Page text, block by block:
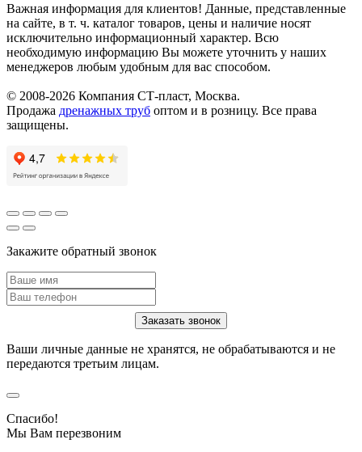
Важная информация для клиентов! Данные, представленные
на сайте, в т. ч. каталог товаров, цены и наличие носят
исключительно информационный характер. Всю
необходимую информацию Вы можете уточнить у наших
менеджеров любым удобным для вас способом.
© 2008-2026 Компания СТ-пласт, Москва.
Продажа дренажных труб оптом и в розницу. Все права
защищены.
Закажите обратный звонок
Ваши личные данные не хранятся, не обрабатываются и не
передаются третьим лицам.
Спасибо!
Мы Вам перезвоним